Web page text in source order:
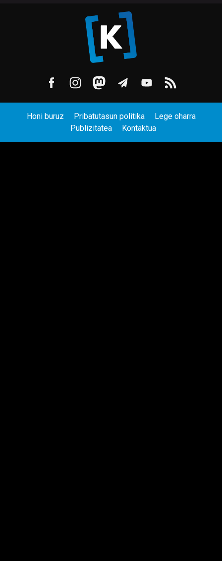
Honi buruz Pribatutasun politika
Lege oharra
Publizitatea
Kontaktua